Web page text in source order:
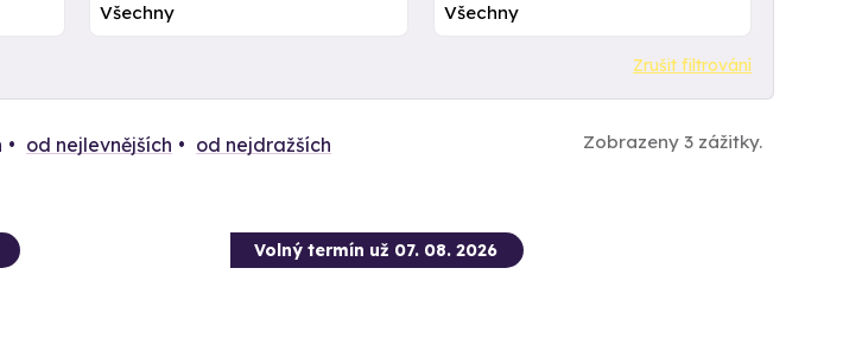
Zrušit filtrování
od nejlevnějších od nejdražších Zobrazeny 3 zážitky.
Volný termín už 07. 08. 2026